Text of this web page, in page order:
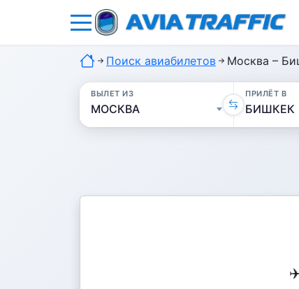
Поиск авиабилетов Москва –
ВЫЛЕТ ИЗ ПРИЛЁТ В